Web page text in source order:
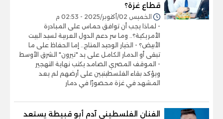
قطاع غزة؟
الخميس 02/أكتوبر/2025 - 02:53 م
- لماذا يجب أن توافق حماس على المبادرة
الأمريكية؟.. وما سر دعم الدول العربية لسيد البيت
الأبيض؟ - الخيار الوحيد المتاح.. إما الحفاظ على ما
تبقى أو الدمار الكامل على يد "نيرون" الشرق الأوسط
- الموقف المصري الصامد يكتب نهاية التهجير
ويؤكد بقاء الفلسطينيين على أرضهم لم يعد
المشهد في غزة محصورًا في دمار
الفنان الفلسطيني آدم أبو قبيطة يستعد